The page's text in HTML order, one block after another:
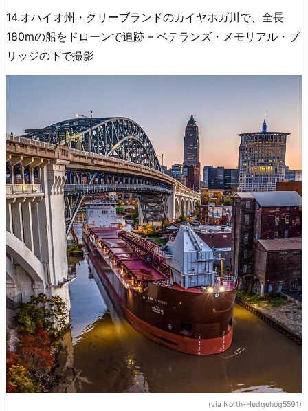
14.オハイオ州・クリーブランドのカイヤホガ川で、全長
180mの船をドローンで追跡 – ベテランズ・メモリアル・ブ
リッジの下で撮影
(via North-Hedgehog5591)